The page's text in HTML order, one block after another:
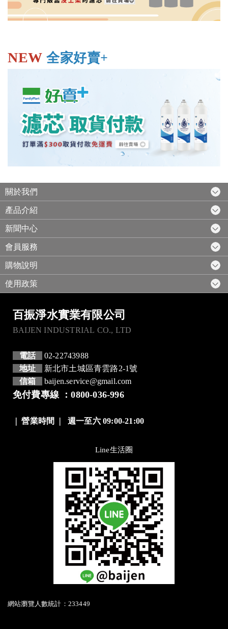
NEW 全家好賣+
關於我們
產品介紹
新聞中心
會員服務
購物說明
使用政策
百振淨水實業有限公司
BAIJEN INDUSTRIAL CO., LTD
電話
02-22743988
地址
新北市土城區青雲路2-1號
信箱
baijen.service@gmail.com
免付費專線 ：0800-036-996
營業時間 ❘週一至六 09:00-21:00
Line生活圈
網站瀏覽人數統計：233449